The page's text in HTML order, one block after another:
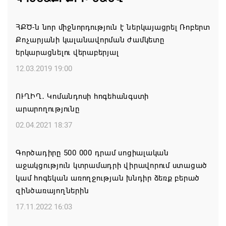
Միասնական աղոթք և Ամենայն Հայոց
Կաթողիկոսի հայրապետական պատգամը
Միածնաէջ Մայր Տաճարում
Ժամանակակից Բելառուսին պակասում է այն
կառավարման համակարգը, որը կար խորհրդային
Լուկաշենկոն
07.08.2026 17:16
ՀՀ ԱԱԾ սահմանապահ զորքերի
պատվիրակությունն այցելել է Լիտվայի
ՀՔԾ-ն նոր միջնորդություն է ներկայացրել Ռոբերտ
Քոչարյանի կալանավորման ժամկետը
երկարացնելու վերաբերյալ
12.03.2019 19:00
ՈՒՂԻՂ․ Կոմանդոսի հոգեհանգստի
արարողությունը
02.04.2021 18:37
Գործադիրը 500 000 դրամ սոցիալական
աջակցություն կտրամադրի վիրավորում ստացած
կամ հոգեկան առողջության խնդիր ձեռք բերած
զինծառայողներին
17.11.2022 16:03